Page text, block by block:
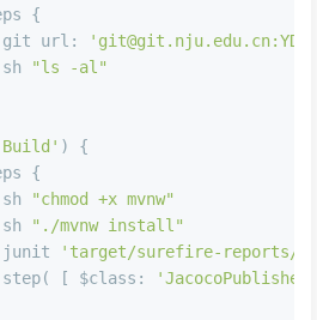
{
url:
"ls -al"
) {
{
"chmod +x mvnw"
"./mvnw install"
'target/surefire-reports/
[
$class:
'JacocoPublisher'